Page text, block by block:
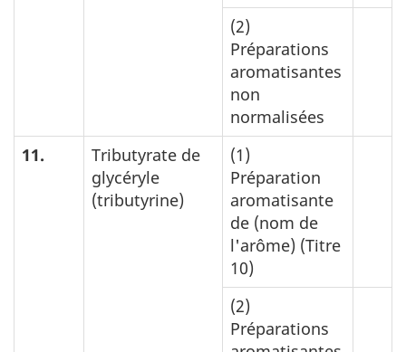
(2)
Préparations
aromatisantes
non
normalisées
11.
Tributyrate de
glycéryle
(tributyrine)
(1)
Préparation
aromatisante
de (nom de
l'arôme) (Titre
10)
(2)
Préparations